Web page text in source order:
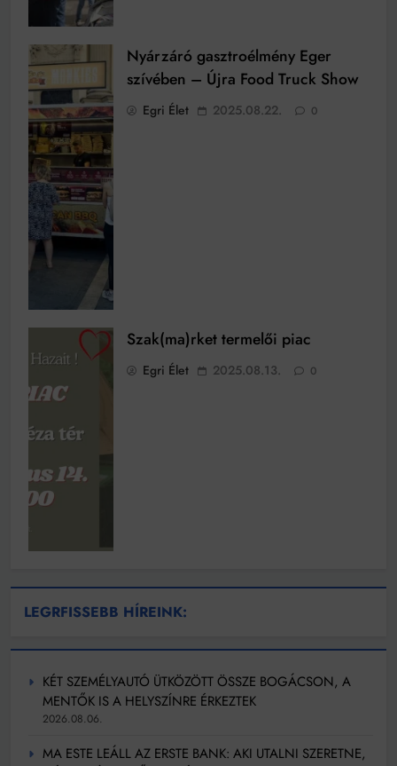
Nyárzáró gasztroélmény Eger
szívében – Újra Food Truck Show
Egri Élet 2025.08.22. 0
Szak(ma)rket termelői piac
Egri Élet 2025.08.13. 0
LEGRFISSEBB HÍREINK:
KÉT SZEMÉLYAUTÓ ÜTKÖZÖTT ÖSSZE BOGÁCSON, A
MENTŐK IS A HELYSZÍNRE ÉRKEZTEK
2026.08.06.
MA ESTE LEÁLL AZ ERSTE BANK: AKI UTALNI SZERETNE,